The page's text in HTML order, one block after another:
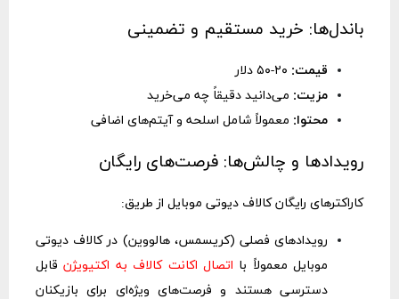
باندل‌ها: خرید مستقیم و تضمینی
قیمت:
مزیت: می‌دانید دقیقاً چه می‌خرید
محتوا: معمولاً شامل اسلحه و آیتم‌های اضافی
رویدادها و چالش‌ها: فرصت‌های رایگان
کاراکترهای رایگان کالاف دیوتی موبایل از طریق:
رویدادهای فصلی (کریسمس، هالووین) در کالاف دیوتی
موبایل معمولاً با اتصال اکانت کالاف به اکتیویژنقابل
دسترسی هستند و فرصت‌های ویژه‌ای برای بازیکنان